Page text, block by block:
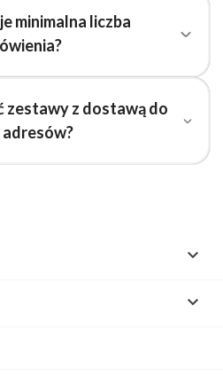
minimalna liczba
zestawy z dostawą do

